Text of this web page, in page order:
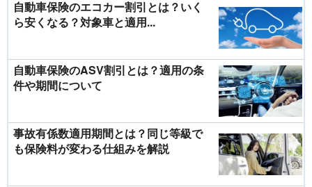
自動車保険のエコカー割引とは？いく
ら安くなる？対象車と適用...
自動車保険のASV割引とは？適用の条
件や期間について
事故有係数適用期間とは？同じ等級で
も保険料が変わる仕組みを解説